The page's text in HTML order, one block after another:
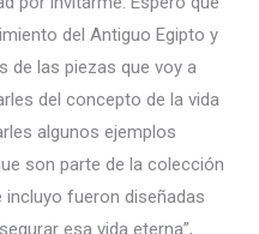
del Antiguo Egipto y
de las piezas que voy a
del concepto de la vida
algunos ejemplos
son parte de la colección
incluyo fueron diseñadas
esa vida eterna”,